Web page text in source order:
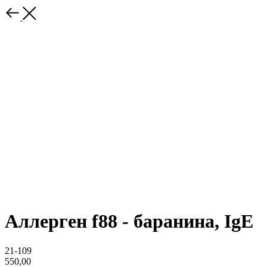
Аллерген f88 - баранина, IgE
21-109
550,00